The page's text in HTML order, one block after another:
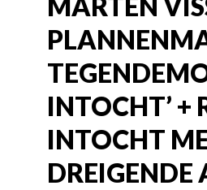
INTOCHT’ +
INTOCHT
DREIGENDE